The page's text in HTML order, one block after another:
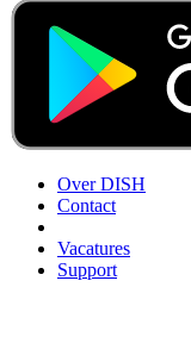
Over DISH
Contact
Vacatures
Support